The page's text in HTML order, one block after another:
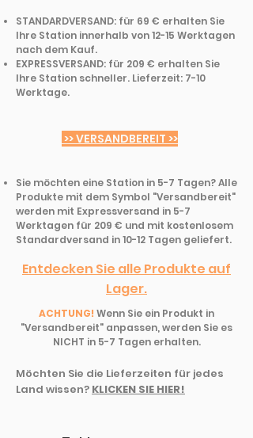
STANDARDVERSAND: für 69 € erhalten Sie
Ihre Station innerhalb von 12-15 Werktagen
nach dem Kauf.
EXPRESSVERSAND: für 209 € erhalten Sie
Ihre Station schneller. Lieferzeit: 7-10
Werktage.
>> VERSANDBEREIT >>
Sie möchten eine Station in 5-7 Tagen? Alle
Produkte mit dem Symbol "Versandbereit"
werden mit Expressversand in 5-7
Werktagen für 209 € und mit kostenlosem
Standardversand in 10-12 Tagen geliefert.
Entdecken Sie alle Produkte auf
Lager.
ACHTUNG! Wenn Sie ein Produkt in
"Versandbereit" anpassen, werden Sie es
NICHT in 5-7 Tagen erhalten.
Möchten Sie die Lieferzeiten für jedes
Land wissen? KLICKEN SIE HIER!